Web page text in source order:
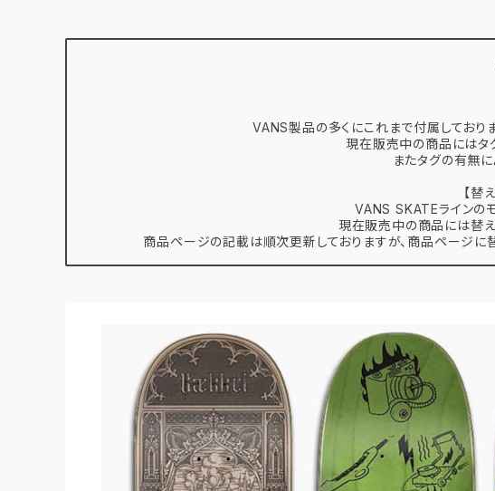
VANS製品の多くにこれまで付属しており
現在販売中の商品にはタ
またタグの有無
【替
VANS SKATEラインの
現在販売中の商品には替え
商品ページの記載は順次更新しておりますが、商品ページに